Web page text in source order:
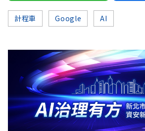
計程車 Google AI